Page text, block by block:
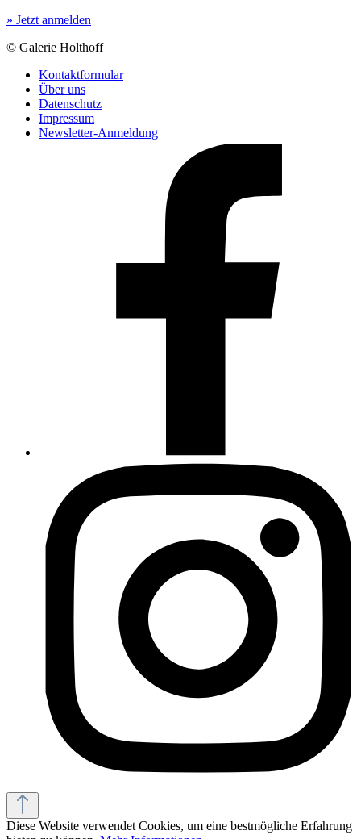
» Jetzt anmelden
© Galerie Holthoff
Kontaktformular
Über uns
Datenschutz
Impressum
Newsletter-Anmeldung
Diese Website verwendet Cookies, um eine bestmögliche Erfahrung